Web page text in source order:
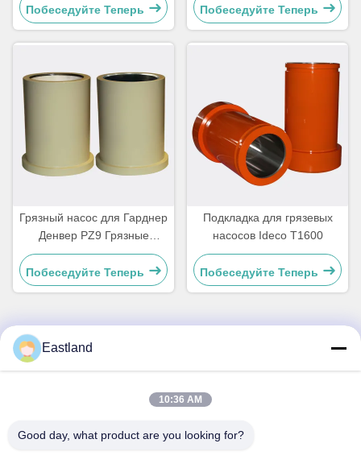
Побеседуйте Теперь
Побеседуйте Теперь
Грязный насос для Гарднер
Денвер PZ9 Грязные
насосы
Побеседуйте Теперь
Подкладка для грязевых
насосов Ideco T1600
Побеседуйте Теперь
Быстрый контакт
Яньцзы, Гаоми, Город Вэйфан, Провинция Шаньдун,
Eastland
10:36 AM
Good day, what product are you looking for?